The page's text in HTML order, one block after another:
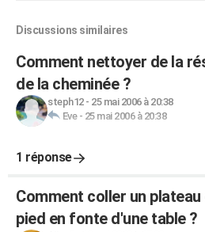
Discussions similaires
Comment nettoyer de la
de la cheminée ?
steph12- 25 mai 2006 à 20:38
Eve- 25 mai 2006 à 20:38
1 réponse
Comment coller un
pied en fonte d'une table ?